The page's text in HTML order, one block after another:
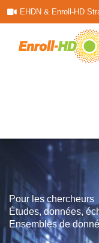
EHDN & Enroll-HD
Pour les chercheurs
Études, données,
Ensembles de